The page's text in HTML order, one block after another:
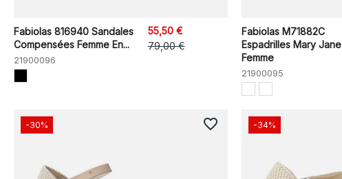
Fabiolas 816940 Sandales
Compensées Femme En...
21900096
55,50 €
79,00 €
Fabiolas M71882C
Espadrilles Mary Jane
Femme
21900095
-30% favorite_border -34%